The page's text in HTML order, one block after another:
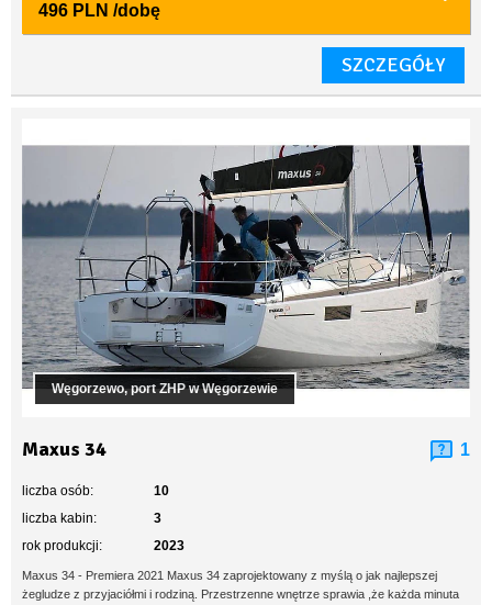
496 PLN /dobę
SZCZEGÓŁY
Węgorzewo, port ZHP w Węgorzewie
Maxus 34 1
liczba osób:
10
liczba kabin:
3
rok produkcji:
2023
Maxus 34 - Premiera 2021 Maxus 34 zaprojektowany z myślą o jak najlepszej
żegludze z przyjaciółmi i rodziną. Przestrzenne wnętrze sprawia ,że każda minuta